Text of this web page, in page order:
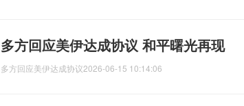
多方回应美伊达成协议 和平曙光再现
多方回应美伊达成协议2026-06-15 10:14:06